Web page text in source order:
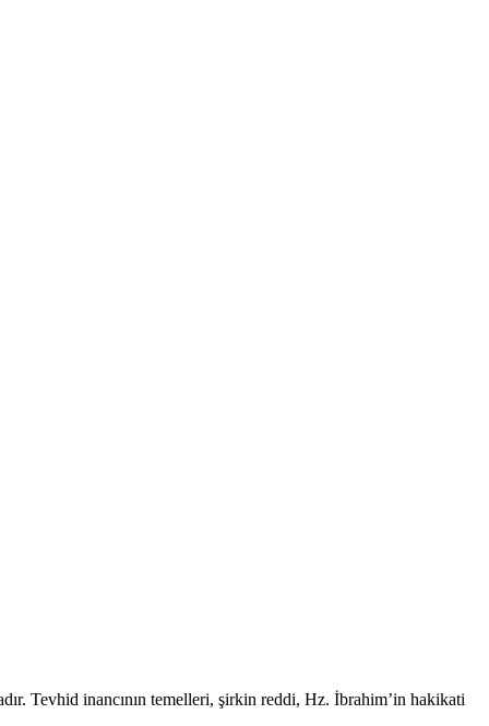
Tevhid inancının temelleri, şirkin reddi, Hz. İbrahim’in hakikati